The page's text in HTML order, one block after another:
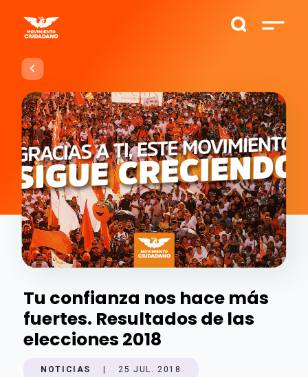
Tu confianza nos hace más
fuertes. Resultados de las
elecciones 2018
NOTICIAS 25 JUL. 2018